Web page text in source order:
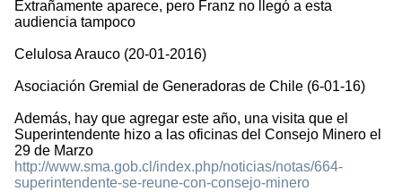
Extrañamente aparece, pero Franz no llegó a esta
audiencia tampoco
Celulosa Arauco (20-01-2016)
Asociación Gremial de Generadoras de Chile (6-01-16)
Además, hay que agregar este año, una visita que el
Superintendente hizo a las oficinas del Consejo Minero el
29 de Marzo
http://www.sma.gob.cl/index.php/noticias/notas/664-
superintendente-se-reune-con-consejo-minero